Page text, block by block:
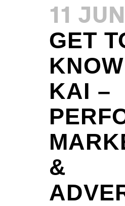
11
GET
KAI –
&